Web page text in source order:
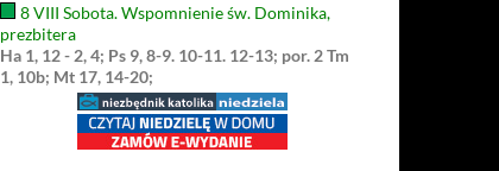
8 VIII Sobota. Wspomnienie św. Dominika,
prezbitera
Ha 1, 12 - 2, 4; Ps 9, 8-9. 10-11. 12-13; por. 2 Tm
1, 10b; Mt 17, 14-20;